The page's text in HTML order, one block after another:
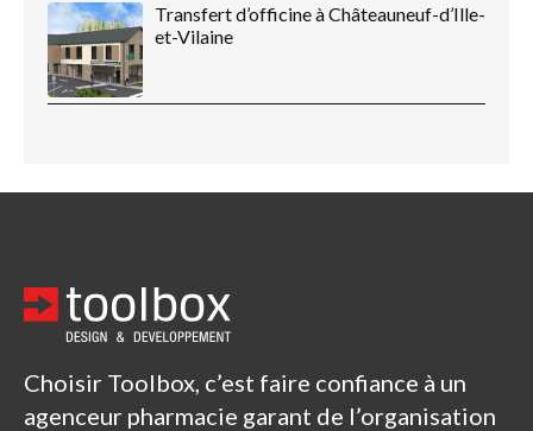
Transfert d’officine à Châteauneuf-d’Ille-
et-Vilaine
Choisir Toolbox, c’est faire confiance à un
agenceur pharmacie garant de l’organisation